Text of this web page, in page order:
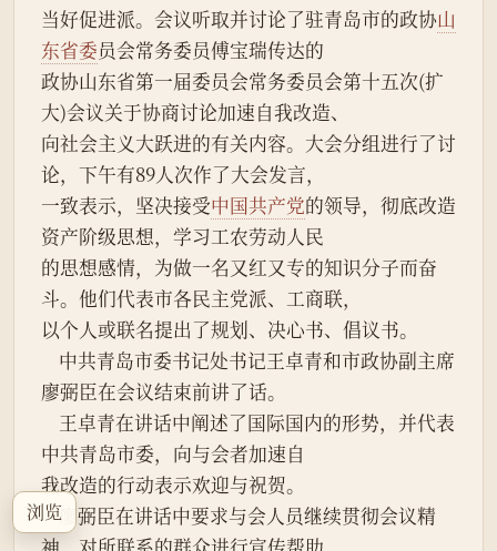
浏览
当好促进派。会议听取并讨论了驻青岛市的政协山
东省委员会常务委员傅宝瑞传达的
政协山东省第一届委员会常务委员会第十五次(扩
大)会议关于协商讨论加速自我改造、
向社会主义大跃进的有关内容。大会分组进行了讨
论，下午有89人次作了大会发言，
一致表示，坚决接受中国共产党的领导，彻底改造
资产阶级思想，学习工农劳动人民
的思想感情，为做一名又红又专的知识分子而奋
斗。他们代表市各民主党派、工商联，
以个人或联名提出了规划、决心书、倡议书。
廖弼臣在会议结束前讲了话。
中共青岛市委，向与会者加速自
我改造的行动表示欢迎与祝贺。
    廖弼臣在讲话中要求与会人员继续贯彻会议精